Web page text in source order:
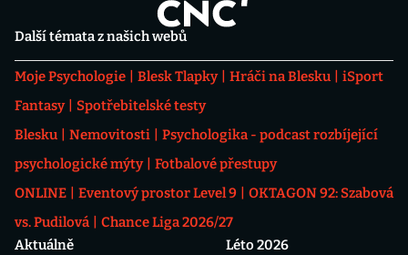
Další témata z našich webů
Moje Psychologie Blesk Tlapky Hráči na Blesku
iSport
Fantasy
Spotřebitelské testy
Blesku
Nemovitosti
Psychologika - podcast rozbíjející
psychologické mýty
Fotbalové přestupy
ONLINE
Eventový prostor Level 9
OKTAGON 92: Szabová
vs. Pudilová
Chance Liga 2026/27
Aktuálně
Léto 2026